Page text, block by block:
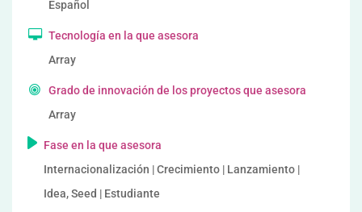
Español
Tecnología en la que asesora
Array
Grado de innovación de los proyectos que asesora
Array
Fase en la que asesora
Internacionalización | Crecimiento | Lanzamiento |
Idea, Seed | Estudiante